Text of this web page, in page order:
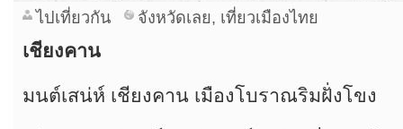
ไปเที่ยวกัน จังหวัดเลย, เที่ยวเมืองไทย
เชียงคาน
มนต์เสน่ห์ เชียงคาน เมืองโบราณริมฝั่งโขง